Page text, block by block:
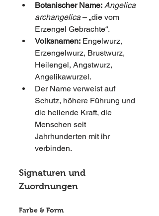
Botanischer Name: Angelica
archangelica – „die vom
Erzengel Gebrachte“.
Volksnamen: Engelwurz,
Erzengelwurz, Brustwurz,
Heilengel, Angstwurz,
Angelikawurzel.
Der Name verweist auf
Schutz, höhere Führung und
die heilende Kraft, die
Menschen seit
Jahrhunderten mit ihr
verbinden.
Signaturen und
Zuordnungen
Farbe & Form